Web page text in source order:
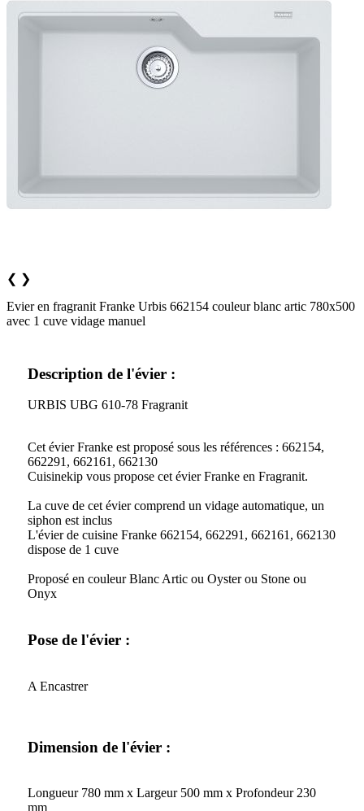
❮ ❯
Evier en fragranit Franke Urbis 662154 couleur blanc artic 780x500
avec 1 cuve vidage manuel
Description de l'évier :
URBIS UBG 610-78 Fragranit
Cet évier Franke est proposé sous les références : 662154,
662291, 662161, 662130
Cuisinekip vous propose cet évier Franke en Fragranit.
La cuve de cet évier comprend un vidage automatique, un
siphon est inclus
L'évier de cuisine Franke 662154, 662291, 662161, 662130
dispose de 1 cuve
Proposé en couleur Blanc Artic ou Oyster ou Stone ou
Onyx
Pose de l'évier :
A Encastrer
Dimension de l'évier :
Longueur 780 mm x Largeur 500 mm x Profondeur 230
mm